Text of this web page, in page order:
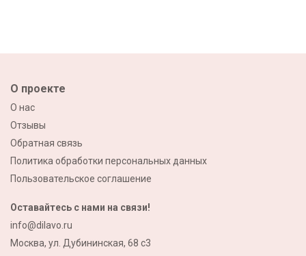
О проекте
О нас
Отзывы
Обратная связь
Политика обработки персональных данных
Пользовательское соглашение
Оставайтесь с нами на связи!
info@dilavo.ru
Москва, ул. Дубининская, 68 с3